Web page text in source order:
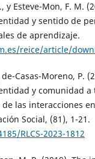
y Esteve-Mon, F. M.
y sentido de
de aprendizaje.
reice/article/
Casas-Moreno, P.
y comunidad a
las interacciones
Social, (81), 1-21.
RLCS-2023-1812